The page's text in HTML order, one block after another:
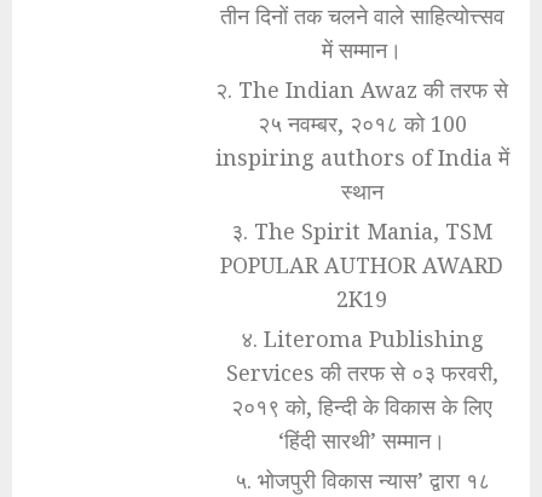
तीन दिनों तक चलने वाले साहित्योत्त्सव
में सम्मान।
२. The Indian Awaz की तरफ से
२५ नवम्बर, २०१८ को 100
inspiring authors of India में
स्थान
३. The Spirit Mania, TSM
POPULAR AUTHOR AWARD
2K19
४. Literoma Publishing
Services की तरफ से ०३ फरवरी,
२०१९ को, हिन्दी के विकास के लिए
‘हिंदी सारथी’ सम्मान।
५. भोजपुरी विकास न्यास’ द्वारा १८